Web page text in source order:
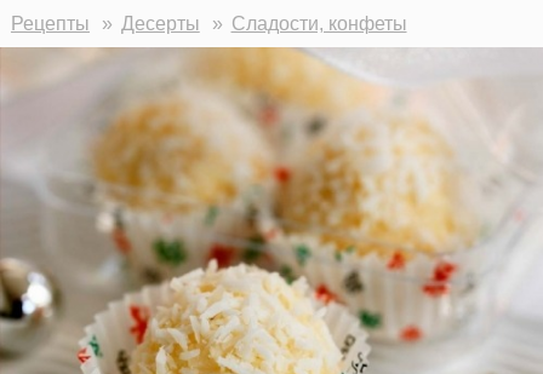
Рецепты Десерты Сладости, конфеты